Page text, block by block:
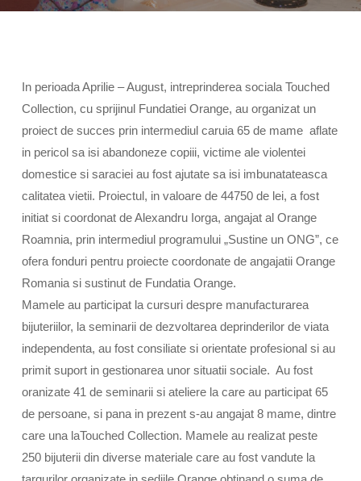
In perioada Aprilie – August, intreprinderea sociala Touched
Collection, cu sprijinul Fundatiei Orange, au organizat un
proiect desucces prinintermediul caruia 65 demame aflate
in pericol sa isi abandoneze copiii, victime ale violentei
domestice si saraciei au fostajutate sa isi imbunatateasca
calitatea vietii. Proiectul, in valoare de44750 delei, a fost
initiat si coordonat deAlexandru Iorga, angajatal Orange
Roamnia, prinintermediul programului„Sustine un ONG”, ce
ofera fonduri pentru proiecte coordonate deangajatii Orange
Romaniasi sustinut deFundatia Orange.
Mamele au participat la cursuri despre manufacturarea
bijuteriilor, la seminarii dedezvoltarea deprinderilor deviata
independenta, au fostconsiliate si orientate profesional si au
primit suport in gestionarea unor situatii sociale. Au fost
oranizate 41 deseminarii si ateliere la care au participat 65
depersoane, si pana in prezent s-au angajat8 mame, dintre
care una laTouched Collection. Mamele au realizat peste
250 bijuterii dindiverse materiale care au fostvandute la